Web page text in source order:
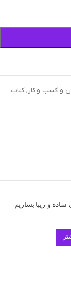
و کسب و کار, کتاب
و زیبا بسازیم-